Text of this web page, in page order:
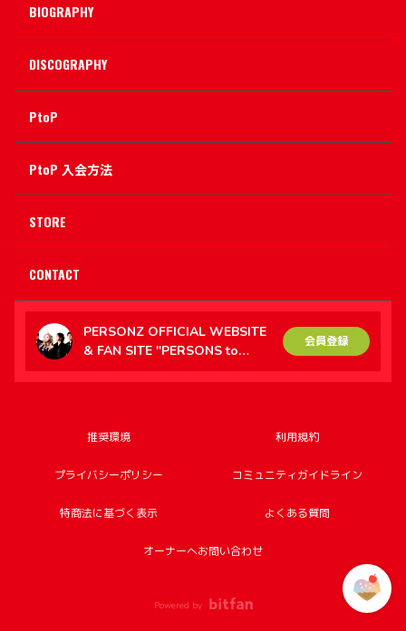
BIOGRAPHY
DISCOGRAPHY
PtoP
PtoP 入会方法
STORE
CONTACT
PERSONZ OFFICIAL WEBSITE
& FAN SITE "PERSONS to
PERSONZ（PtoP）"
会員登録
推奨環境 利用規約
プライバシーポリシー コミュニティガイドライン
特商法に基づく表示 よくある質問
オーナーへお問い合わせ
Powered by